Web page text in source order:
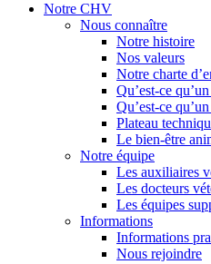
Notre CHV
Nous connaître
Notre histoire
Nos valeurs
Notre charte
Qu’est-ce
Qu’est-ce
Plateau
Le bien-être
Notre équipe
Les auxiliaires
Les docteurs
Les équipes
Informations
Informations
Nous rejoindre